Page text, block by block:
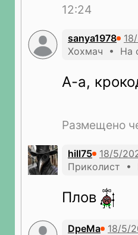
12:24
sanya1978
Хохмач • На
А-а,
Размещено
hill75
Приколист •
Плов
DpeMa